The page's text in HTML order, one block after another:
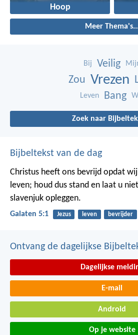
Hoop
Meer
Bij Veilig
Zou Vrezen
Leven Bang
Zoek naar
Bijbeltekst van de dag
Christus heeft ons bevrijd opdat
leven; houd dus stand en laat u
slavenjuk opleggen.
Galaten 5:1 Jezus leven bevrijder
Ontvang de dagelijkse
Dagelijkse
E-mail
Android
Op je website